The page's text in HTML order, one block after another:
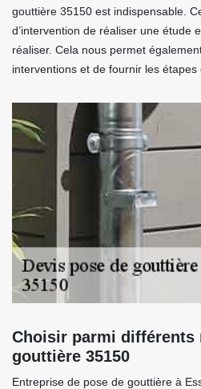
gouttière 35150 est indispensable.
d’intervention de réaliser une étude
réaliser. Cela nous permet
interventions et de fournir les étapes
Choisir parmi différents
gouttière 35150
Entreprise de pose de gouttière à